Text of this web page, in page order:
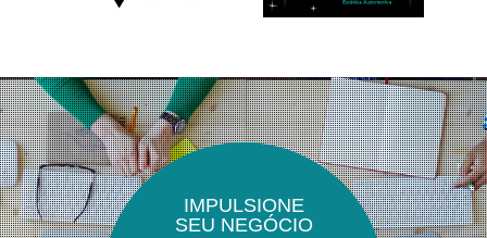
IMPULSIONE
SEU NEGÓCIO